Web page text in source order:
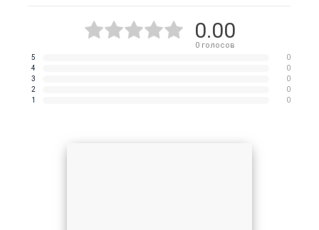
0.00
0голосов
5
0
4
0
3
0
2
0
1
0